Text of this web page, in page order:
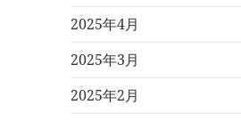
2025年4月
2025年3月
2025年2月